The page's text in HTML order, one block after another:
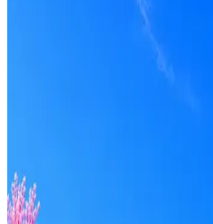
Формат
Удалённо